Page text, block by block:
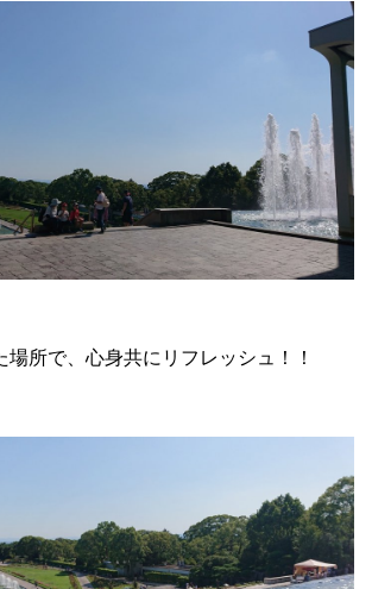
場所で、心身共にリフレッシュ！！